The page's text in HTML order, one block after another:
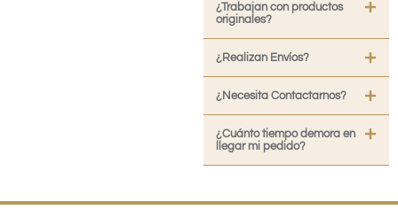
¿Trabajan con productos
originales?
¿Realizan Envíos?
¿Necesita Contactarnos?
¿Cuánto tiempo demora en
llegar mi pedido?